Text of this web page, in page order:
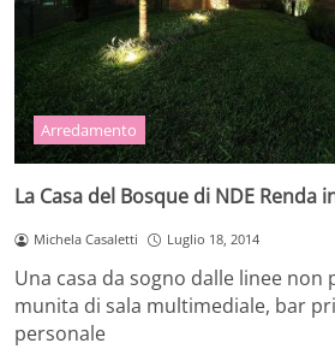
Arredamento
La Casa del Bosque di NDE Renda
Michela Casaletti Luglio 18, 2014
Una casa da sogno dalle linee
munita di sala multimediale, bar
personale